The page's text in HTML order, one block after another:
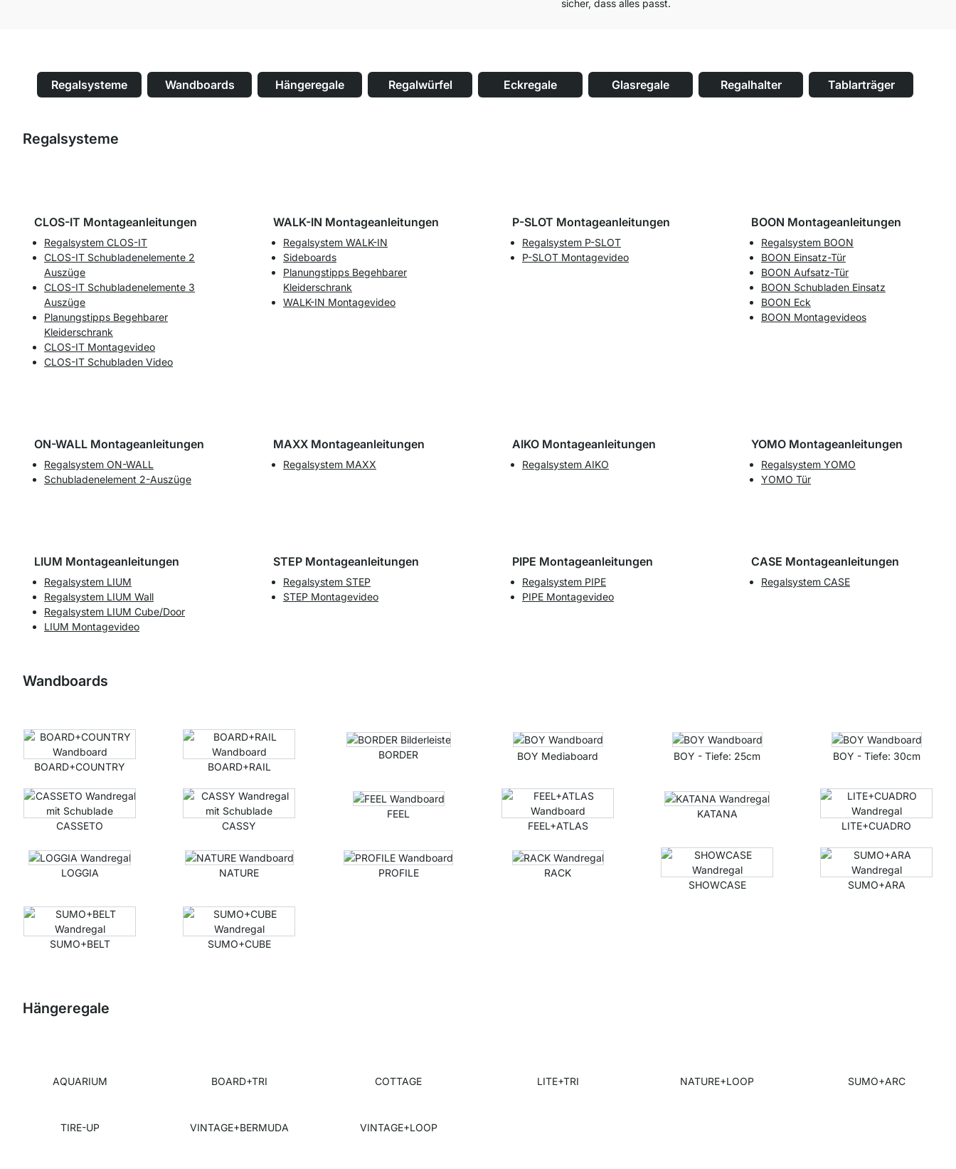
sicher, dass alles passt.
Regalsysteme Wandboards Hängeregale Regalwürfel Eckregale Glasregale Regalhalter Tablarträger
Regalsysteme
CLOS-IT Montageanleitungen
Regalsystem CLOS-IT
CLOS-IT Schubladenelemente 2
Auszüge
CLOS-IT Schubladenelemente 3
Auszüge
Planungstipps Begehbarer
Kleiderschrank
CLOS-IT Montagevideo
CLOS-IT Schubladen Video
WALK-IN Montageanleitungen
Regalsystem WALK-IN
Sideboards
Planungstipps Begehbarer
Kleiderschrank
WALK-IN Montagevideo
P-SLOT Montageanleitungen
Regalsystem P-SLOT
P-SLOT Montagevideo
BOON Montageanleitungen
Regalsystem BOON
BOON Einsatz-Tür
BOON Aufsatz-Tür
BOON Schubladen Einsatz
BOON Eck
BOON Montagevideos
ON-WALL Montageanleitungen
Regalsystem ON-WALL
Schubladenelement 2-Auszüge
MAXX Montageanleitungen
Regalsystem MAXX
AIKO Montageanleitungen
Regalsystem AIKO
YOMO Montageanleitungen
Regalsystem YOMO
YOMO Tür
LIUM Montageanleitungen
Regalsystem LIUM
Regalsystem LIUM Wall
Regalsystem LIUM Cube/Door
LIUM Montagevideo
STEP Montageanleitungen
Regalsystem STEP
STEP Montagevideo
PIPE Montageanleitungen
Regalsystem PIPE
PIPE Montagevideo
CASE Montageanleitungen
Regalsystem CASE
Wandboards
BOARD+COUNTRY BOARD+RAIL
BORDER BOY Mediaboard BOY - Tiefe: 25cm BOY - Tiefe: 30cm
CASSETO CASSY
FEEL
FEEL+ATLAS
KATANA
LITE+CUADRO
LOGGIA NATURE PROFILE
RACK
SHOWCASE
SUMO+ARA
SUMO+BELT SUMO+CUBE
Hängeregale
AQUARIUM BOARD+TRI COTTAGE LITE+TRI NATURE+LOOP SUMO+ARC
TIRE-UP VINTAGE+BERMUDA VINTAGE+LOOP